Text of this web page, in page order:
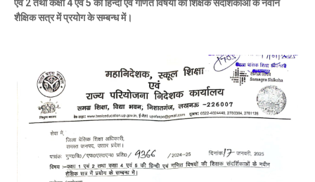
एवं 2 तथा कक्षा 4 एवं 5 की हिन्दी एवं गणित विषयों की शिक्षक संदर्शिकाओं के नवीन
शैक्षिक सत्र में प्रयोग के सम्बन्ध में।